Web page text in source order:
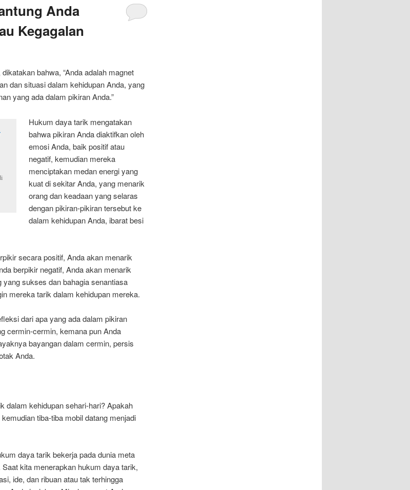
Anda
Kegagalan
bahwa, “Anda adalah magnet
dan situasi dalam kehidupan Anda, yang
yang ada dalam pikiran Anda.”
Hukum daya tarik mengatakan
bahwa pikiran Anda diaktifkan oleh
emosi Anda, baik positif atau
negatif, kemudian mereka
menciptakan medan energi yang
kuat di sekitar Anda, yang menarik
orang dan keadaan yang selaras
dengan pikiran-pikiran tersebut ke
dalam kehidupan Anda, ibarat besi
secara positif, Anda akan menarik
berpikir negatif, Anda akan menarik
sukses dan bahagia senantiasa
mereka tarik dalam kehidupan mereka.
dari apa yang ada dalam pikiran
cermin-cermin, kemana pun Anda
bayangan dalam cermin, persis
Anda.
dalam kehidupan sehari-hari? Apakah
tiba-tiba mobil datang menjadi
daya tarik bekerja pada dunia meta
kita menerapkan hukum daya tarik,
ide, dan ribuan atau tak terhingga